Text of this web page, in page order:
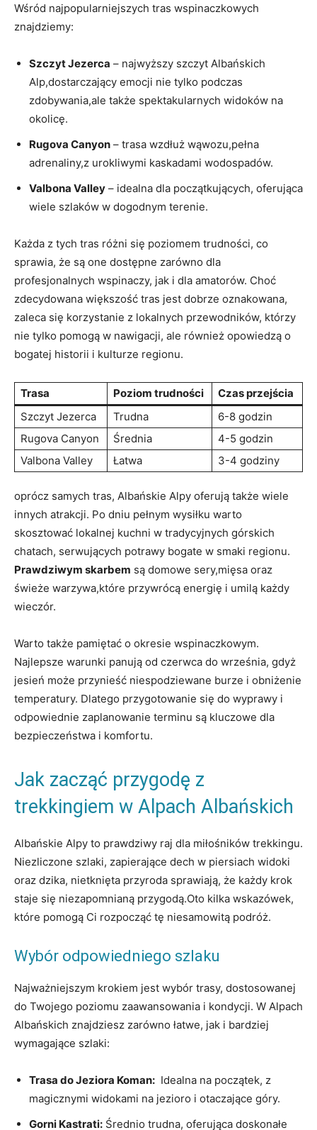
Wśród najpopularniejszych tras‍ wspinaczkowych
znajdziemy:
Szczyt Jezerca – najwyższy szczyt ⁣Albańskich
Alp,dostarczający emocji‌ nie⁢ tylko ⁢podczas
zdobywania,ale także spektakularnych widoków na‌
okolicę.
Rugova Canyon – trasa⁤ wzdłuż​ wąwozu,pełna
adrenaliny,z ‌urokliwymi⁣ kaskadami ⁢wodospadów.
Valbona Valley –‌ idealna ‌dla‍ początkujących, oferująca
‍wiele szlaków w dogodnym terenie.
Każda z⁤ tych tras różni ‌się ‍poziomem trudności, co
sprawia, że⁤ są one dostępne zarówno dla
profesjonalnych wspinaczy, jak i dla amatorów. Choć
zdecydowana większość tras jest⁤ dobrze oznakowana,
zaleca⁤ się korzystanie z lokalnych przewodników,‌ którzy
nie tylko pomogą w nawigacji, ale również ​opowiedzą‌ o
bogatej⁣ historii i kulturze regionu.
Trasa Poziom trudności
Czas przejścia
Szczyt Jezerca
Trudna
6-8 godzin
Rugova Canyon
Średnia
4-5 godzin
Valbona Valley
Łatwa 3-4 godziny
oprócz samych tras, Albańskie ​Alpy oferują także wiele
innych atrakcji. Po⁤ dniu ‍pełnym wysiłku warto
‌skosztować lokalnej kuchni w tradycyjnych‌ górskich⁤
chatach, serwujących potrawy ​bogate w smaki regionu.
Prawdziwym skarbem ‌są domowe⁤ sery,mięsa ⁢oraz ​
świeże warzywa,które przywrócą energię i​ umilą ‍każdy‍
wieczór.
Warto⁤ także pamiętać o okresie wspinaczkowym.
⁣Najlepsze warunki panują​ od czerwca do września, gdyż⁢
jesień ‍może przynieść niespodziewane burze i ⁢obniżenie⁣
temperatury. Dlatego przygotowanie ⁣się do wyprawy i
⁤odpowiednie ⁤zaplanowanie terminu są kluczowe dla
bezpieczeństwa i komfortu.
Jak⁢ zacząć przygodę ⁣z
trekkingiem w⁢ Alpach Albańskich
Albańskie Alpy to prawdziwy ⁢raj dla miłośników trekkingu.
Niezliczone szlaki, zapierające dech w piersiach widoki
oraz ‍dzika, nietknięta przyroda⁣ sprawiają, że‍ każdy‌ krok
staje się niezapomnianą przygodą.Oto⁤ kilka⁤ wskazówek,
które pomogą Ci ⁣rozpocząć tę niesamowitą podróż.
Wybór odpowiedniego szlaku
Najważniejszym ‌krokiem ‍jest wybór​ trasy,⁢ dostosowanej
do Twojego poziomu zaawansowania i‍ kondycji.‌ W ‍Alpach
Albańskich znajdziesz ⁣zarówno łatwe, jak i bardziej
wymagające szlaki:
Trasa do Jeziora Koman: ‌ Idealna na początek, z
magicznymi widokami‍ na⁢ jezioro i⁢ otaczające góry.
Gorni Kastrati: Średnio trudna, oferująca doskonałe